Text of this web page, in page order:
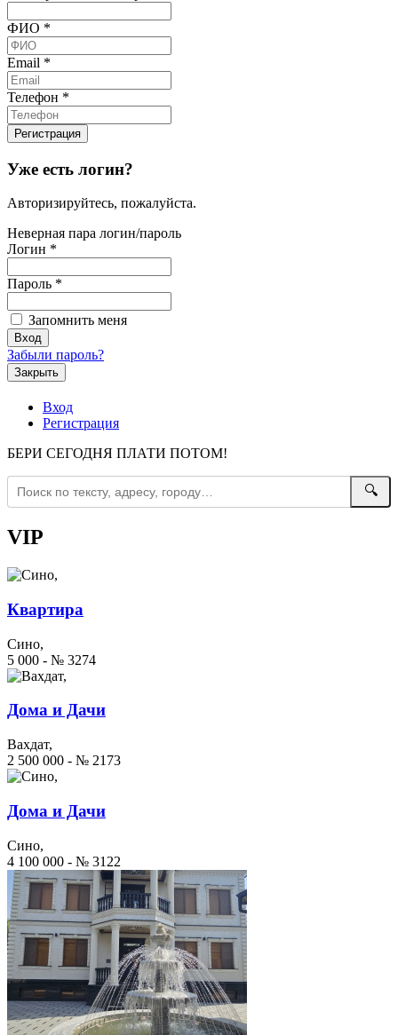
ФИО *
Email *
Телефон *
Уже есть логин?
Авторизируйтесь, пожалуйста.
Неверная пара логин/пароль
Логин *
Пароль *
Запомнить меня
Забыли пароль?
Закрыть
Вход
Регистрация
БЕРИ СЕГОДНЯ ПЛАТИ ПОТОМ!
🔍
VIP
Квартира
Сино,
5 000 - № 3274
Дома и Дачи
Вахдат,
2 500 000 - № 2173
Дома и Дачи
Сино,
4 100 000 - № 3122